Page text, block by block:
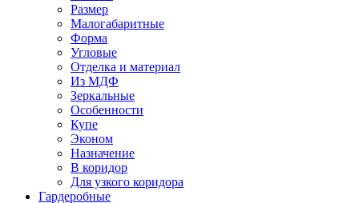
Размер
Малогабаритные
Форма
Угловые
Отделка и материал
Из МДФ
Зеркальные
Особенности
Купе
Эконом
Назначение
В коридор
Для узкого коридора
Гардеробные